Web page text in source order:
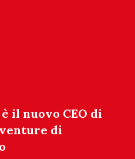
il nuovo CEO di
di